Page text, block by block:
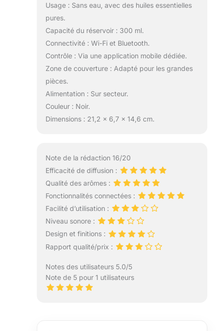
Usage : Sans eau, avec des huiles essentielles
pures.
Capacité du réservoir : 300 ml.
Connectivité : Wi-Fi et Bluetooth.
Contrôle : Via une application mobile dédiée.
Zone de couverture : Adapté pour les grandes
pièces.
Alimentation : Sur secteur.
Couleur : Noir.
Dimensions : 21,2 x 6,7 x 14,6 cm.
Note de la rédaction 16/20
Efficacité de diffusion :
Qualité des arômes :
Fonctionnalités connectées :
Facilité d’utilisation :
Niveau sonore :
Design et finitions :
Rapport qualité/prix :
Notes des utilisateurs 5.0/5
Note de 5 pour 1 utilisateurs